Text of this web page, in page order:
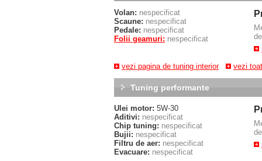
Volan: nespecificat
Scaune: nespecificat
Pedale: nespecificat
Folii geamuri: nespecificat
vezi pagina de tuning interior
vezi
Tuning performante
Ulei motor: 5W-30
Aditivi: nespecificat
Chip tuning: nespecificat
Bujii: nespecificat
Filtru de aer: nespecificat
Evacuare: nespecificat